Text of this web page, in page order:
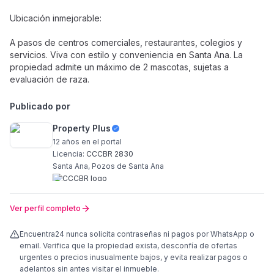
Ubicación inmejorable:
A pasos de centros comerciales, restaurantes, colegios y
servicios. Viva con estilo y conveniencia en Santa Ana. La
propiedad admite un máximo de 2 mascotas, sujetas a
evaluación de raza.
Publicado por
Property Plus
12 años en el portal
Licencia: CCCBR 2830
Santa Ana, Pozos de Santa Ana
Ver perfil completo
Encuentra24 nunca solicita contraseñas ni pagos por WhatsApp o
email. Verifica que la propiedad exista, desconfía de ofertas
urgentes o precios inusualmente bajos, y evita realizar pagos o
adelantos sin antes visitar el inmueble.